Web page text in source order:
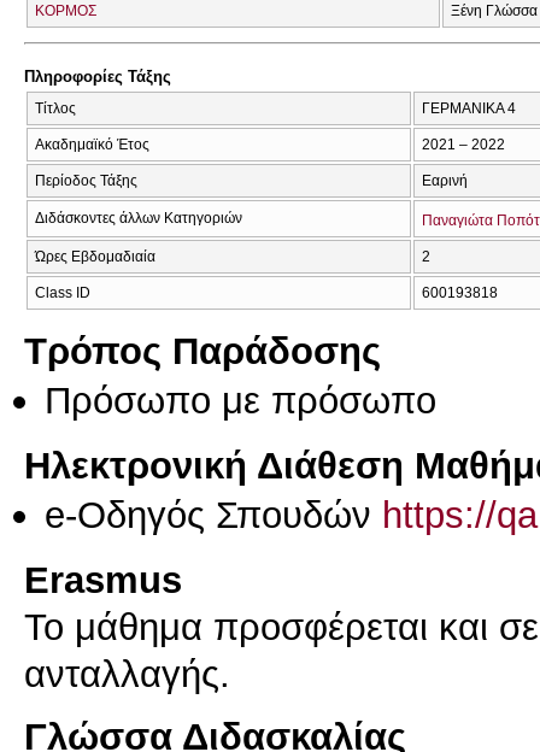
ΚΟΡΜΟΣ
Ξένη Γλώσσα
Πληροφορίες Τάξης
Τίτλος ΓΕΡΜΑΝΙΚΑ 4
Ακαδημαϊκό Έτος 2021 – 2022
Περίοδος Τάξης Εαρινή
Διδάσκοντες άλλων Κατηγοριών Παναγιώτα
Ώρες Εβδομαδιαία 2
Class ID 600193818
Τρόπος Παράδοσης
Πρόσωπο με πρόσωπο
Ηλεκτρονική Διάθεση
e-Οδηγός Σπουδών https://
Erasmus
Το μάθημα προσφέρεται και
ανταλλαγής.
Γλώσσα Διδασκαλίας